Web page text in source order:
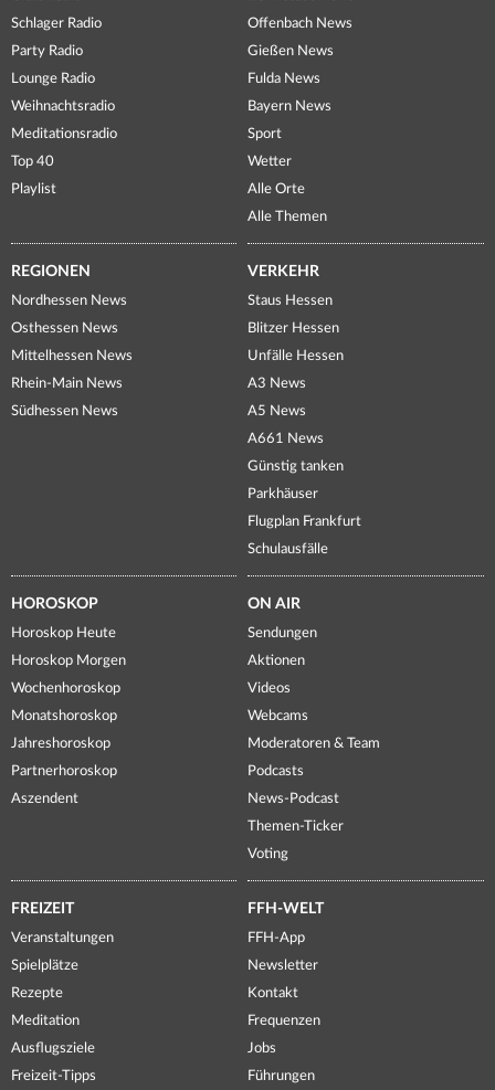
Schlager Radio
Party Radio
Lounge Radio
Weihnachtsradio
Meditationsradio
Top 40
Playlist
Offenbach News
Gießen News
Fulda News
Bayern News
Sport
Wetter
Alle Orte
Alle Themen
REGIONEN
Nordhessen News
Osthessen News
Mittelhessen News
Rhein-Main News
Südhessen News
VERKEHR
Staus Hessen
Blitzer Hessen
Unfälle Hessen
A3 News
A5 News
A661 News
Günstig tanken
Parkhäuser
Flugplan Frankfurt
Schulausfälle
HOROSKOP
Horoskop Heute
Horoskop Morgen
Wochenhoroskop
Monatshoroskop
Jahreshoroskop
Partnerhoroskop
Aszendent
ON AIR
Sendungen
Aktionen
Videos
Webcams
Moderatoren & Team
Podcasts
News-Podcast
Themen-Ticker
Voting
FREIZEIT
Veranstaltungen
Spielplätze
Rezepte
Meditation
Ausflugsziele
Freizeit-Tipps
FFH-WELT
FFH-App
Newsletter
Kontakt
Frequenzen
Jobs
Führungen